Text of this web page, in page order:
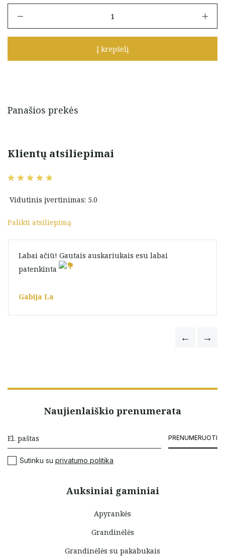
Auksiniai
Į krepšelį
Panašios prekės
Klientų atsiliepimai
Vidutinis įvertinimas: 5.0
Palikti atsiliepimą
Labai ačiū! Gautais auskariukais esu labai
patenkinta
Gabija La
Auksiniai gaminiai
Apyrankės
Grandinėlės
Grandinėlės su pakabukais
Naujienlaiškio prenumerata
PRENUMERUOTI
Sutinku su privatumo politika